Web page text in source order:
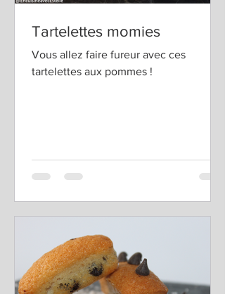
Tartelettes momies
Vous allez faire fureur avec ces
tartelettes aux pommes !